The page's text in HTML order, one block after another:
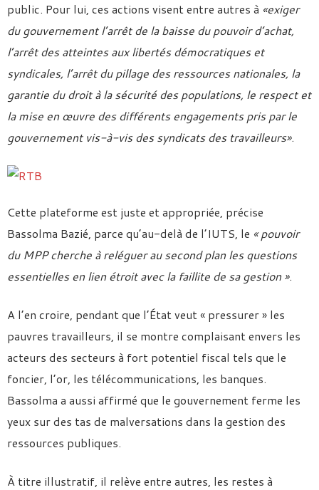
public. Pour lui, ces actions visent entre autres à «exiger
du gouvernementl’arrêt de la baisse du pouvoir d’achat,
l’arrêt des atteintes aux libertés démocratiques et
syndicales, l’arrêt du pillage des ressources nationales, la
garantie du droit à la sécurité des populations, le respect et
la mise en œuvre des différents engagements pris par le
gouvernement vis-à-vis des syndicats des travailleurs».
Cette plateforme est juste et appropriée, précise
Bassolma Bazié, parce qu’au-delà de l’IUTS, le « pouvoir
du MPP cherche à reléguer au second plan les questions
essentielles en lien étroit avec la faillite de sa gestion ».
A l’en croire, pendant que l’État veut « pressurer » les
pauvres travailleurs, il se montre complaisant envers les
acteurs des secteurs à fort potentiel fiscal tels que le
foncier, l’or, les télécommunications, les banques.
Bassolma a aussi affirmé que le gouvernement ferme les
yeux sur des tas de malversations dans la gestion des
ressources publiques.
À titre illustratif, il relève entre autres, les restes à